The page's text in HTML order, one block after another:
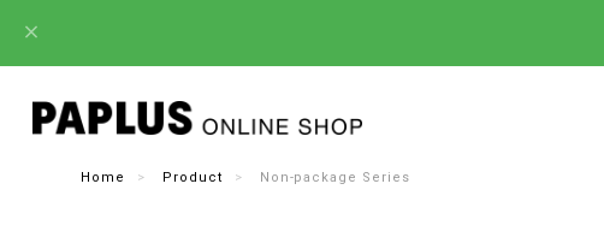
Home Product Non-package Series